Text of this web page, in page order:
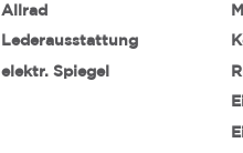
Allrad
Lederausstattung
elektr. Spiegel